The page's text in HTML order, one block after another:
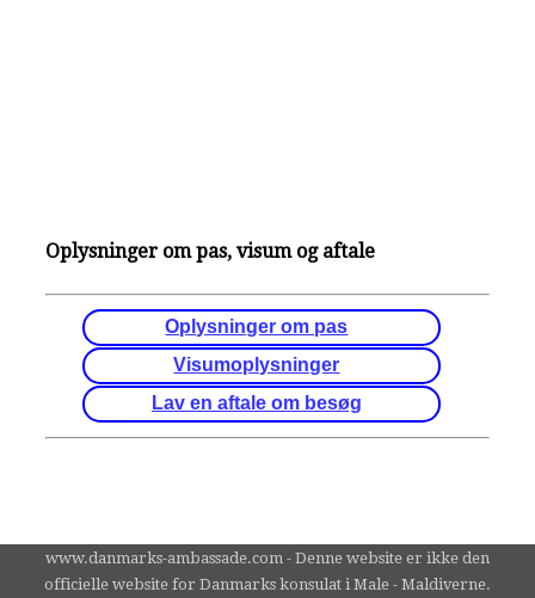
Oplysninger om pas, visum og aftale
Oplysninger om pas
Visumoplysninger
Lav en aftale om besøg
www.danmarks-ambassade.com - Denne website er ikke den
officielle website for Danmarks konsulat i Male - Maldiverne.